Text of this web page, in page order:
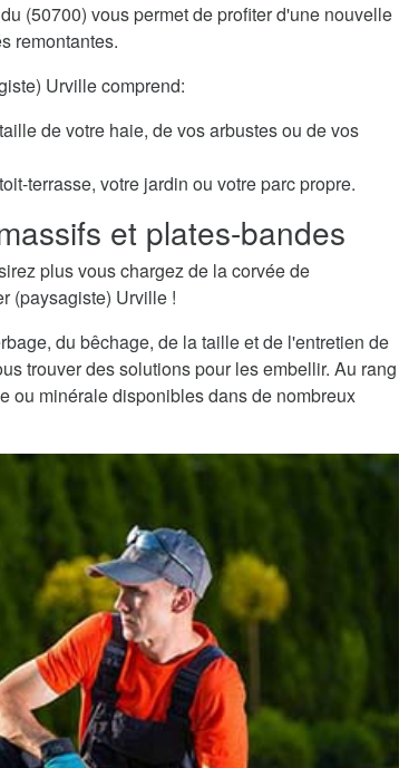
(50700) vous permet de profiter d'une nouvelle
remontantes.
Urville comprend:
de votre haie, de vos arbustes ou de vos
terrasse, votre jardin ou votre parc propre.
et plates-bandes
plus vous chargez de la corvée de
(paysagiste) Urville !
du bêchage, de la taille et de l'entretien de
trouver des solutions pour les embellir. Au rang
ou minérale disponibles dans de nombreux